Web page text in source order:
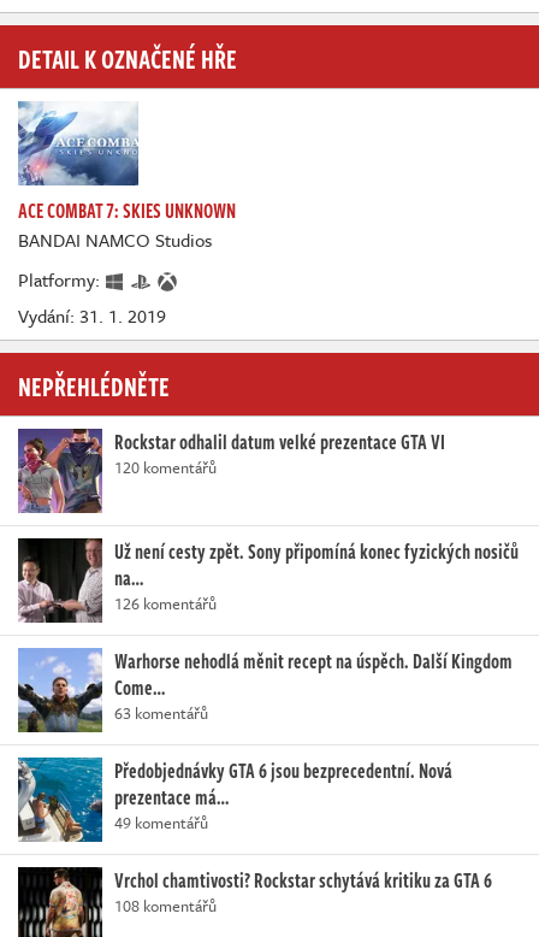
DETAIL K OZNAČENÉ HŘE
ACE COMBAT 7: SKIES UNKNOWN
BANDAI NAMCO Studios
Platformy:
Vydání: 31. 1. 2019
NEPŘEHLÉDNĚTE
Rockstar odhalil datum velké prezentace GTA VI
120 komentářů
Už není cesty zpět. Sony připomíná konec fyzických nosičů
na…
126 komentářů
Warhorse nehodlá měnit recept na úspěch. Další Kingdom
Come…
63 komentářů
Předobjednávky GTA 6 jsou bezprecedentní. Nová
prezentace má…
49 komentářů
Vrchol chamtivosti? Rockstar schytává kritiku za GTA 6
108 komentářů